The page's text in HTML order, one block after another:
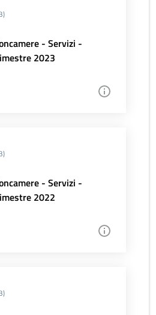
- Servizi -
2023
- Servizi -
2022